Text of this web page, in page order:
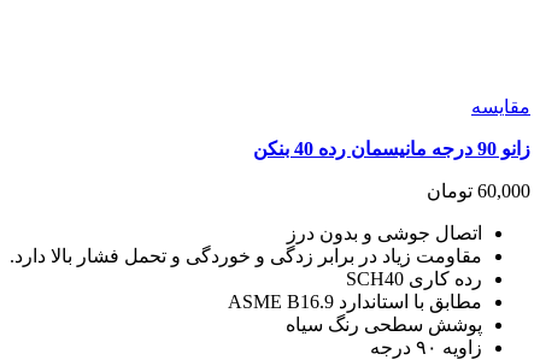
مقايسه
زانو 90 درجه مانیسمان رده 40 بنکن
60,000 تومان
اتصال جوشی و بدون درز
مقاومت زیاد در برابر زدگی و خوردگی و تحمل فشار بالا دارد.
رده کاری SCH40
مطابق با استاندارد ASME B16.9
پوشش سطحی رنگ سیاه
زاویه ۹۰ درجه